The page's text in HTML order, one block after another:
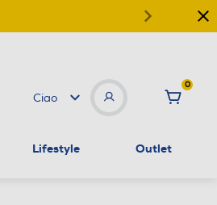
Ciao
0
Lifestyle Outlet